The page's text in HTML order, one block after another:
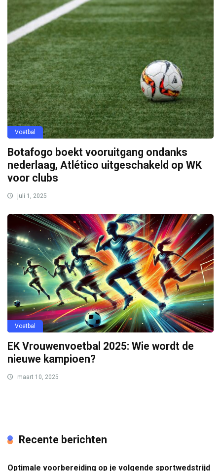
Voetbal
Botafogo boekt vooruitgang ondanks
nederlaag, Atlético uitgeschakeld op WK
voor clubs
juli 1, 2025
Voetbal
EK Vrouwenvoetbal 2025: Wie wordt de
nieuwe kampioen?
maart 10, 2025
Recente berichten
Optimale voorbereiding op je volgende sportwedstrijd